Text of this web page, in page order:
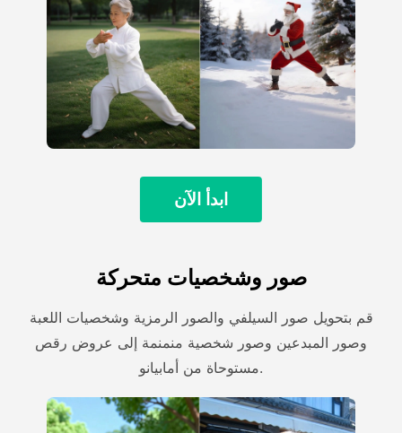
ابدأ الآن
صور وشخصيات متحركة
قم بتحويل صور السيلفي والصور الرمزية وشخصيات اللعبة
وصور المبدعين وصور شخصية منمنمة إلى عروض رقص
مستوحاة من أمابيانو.